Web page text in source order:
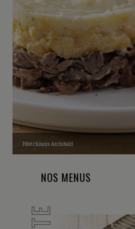
Pâté chinois Archibald
NOS MENUS